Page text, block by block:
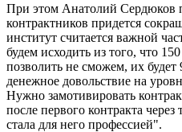
При этом Анатолий Сердюков
контрактников придется
институт считается важной
будем исходить из того, что
позволить не сможем, их
денежное довольствие на
Нужно замотивировать
после первого контракта
стала для него профессией".